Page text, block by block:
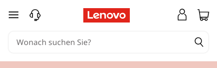
Tzum Hauptinhalt springen